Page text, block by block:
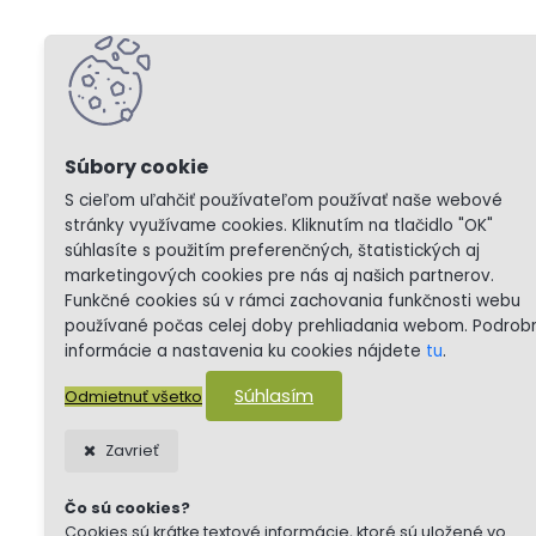
S cieľom uľahčiť používateľom používať naše webové
stránky využívame cookies. Kliknutím na tlačidlo "OK"
súhlasíte s použitím preferenčných, štatistických aj
marketingových cookies pre nás aj našich partnerov.
Funkčné cookies sú v rámci zachovania funkčnosti webu
používané počas celej doby prehliadania webom.
informácie a nastavenia ku cookies nájdete tu.
Odmietnuť všetko Súhlasím
Zavrieť
Čo sú cookies?
Cookies sú krátke textové informácie, ktoré sú uložené vo